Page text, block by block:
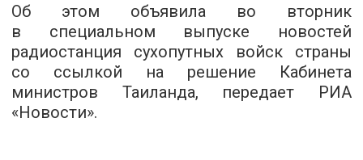
Об этом объявила во вторник
в специальном выпуске новостей
радиостанция сухопутных войск страны
со ссылкой на решение Кабинета
министров Таиланда, передает РИА
«Новости».